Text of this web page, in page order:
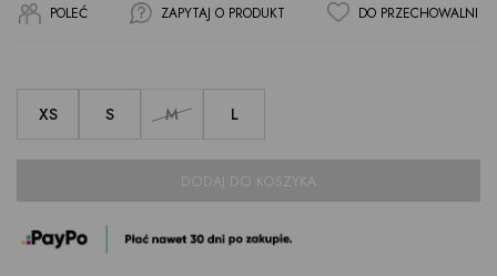
POLEĆ ZAPYTAJ O PRODUKT DO PRZECHOWALNI
XS S M L
DODAJ DO KOSZYKA